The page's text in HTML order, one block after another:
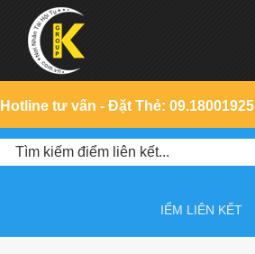
Hotline tư vấn - Đặt Thẻ: 09.18001925
IỂM LIÊN KẾT